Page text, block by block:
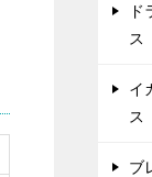
ス
イ
ス
ブ